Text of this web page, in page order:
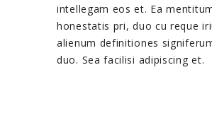
intellegam eos et. Ea
honestatis pri, duo cu reque
alienum definitiones
duo. Sea facilisi adipiscing et.